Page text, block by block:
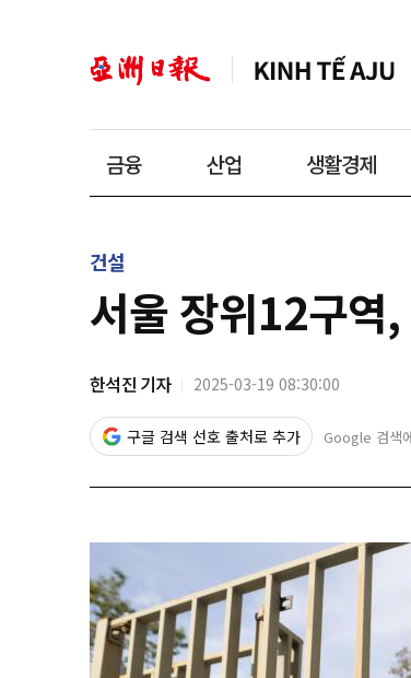
금융 산업 생활경제
건설
서울 장위12구
한석진 기자 2025-03-19 08:30:00
구글 검색 선호 출처로 추가 Google 검색